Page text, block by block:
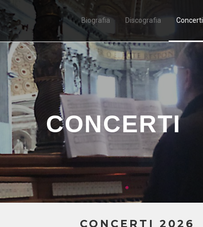
Biografia Discografia Concerti
CONCERTI
CONCERTI 2026